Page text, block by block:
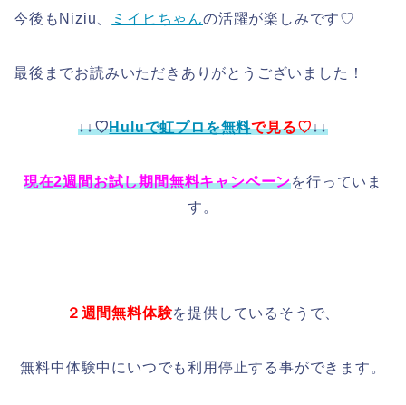
今後もNiziu、 ミイヒちゃんの活躍が楽しみです♡
最後までお読みいただきありがとうございました！
↓↓♡Huluで虹プロを無料で見る♡↓↓
現在2週間お試し期間無料キャンペーンを行っていま
す。
２週間無料体験を提供しているそうで、
無料中体験中にいつでも利用停止する事ができます。